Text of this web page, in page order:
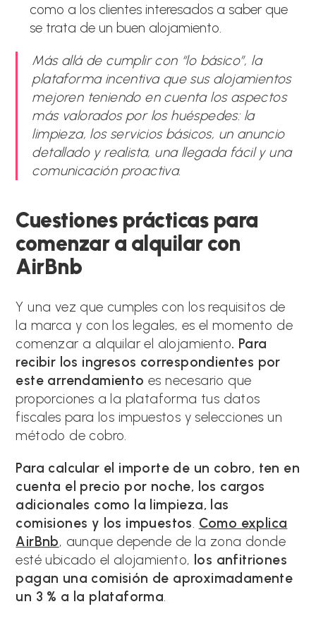
como a los clientes interesados a saber que
se trata de un buen alojamiento.
Más allá de cumplir con “lo básico”, la
plataforma incentiva que sus alojamientos
mejoren teniendo en cuenta los aspectos
más valorados por los huéspedes: la
limpieza, los servicios básicos, un anuncio
detallado y realista, una llegada fácil y una
comunicación proactiva.
Cuestiones prácticas para
comenzar a alquilar con
AirBnb
Y una vez que cumples con los requisitos de
la marca y con los legales, es el momento de
comenzar a alquilar el alojamiento. Para
recibir los ingresos correspondientes por
este arrendamiento es necesario que
proporciones a la plataforma tus datos
fiscales para los impuestos y selecciones un
método de cobro.
Para calcular el importe de un cobro, ten en
cuenta el precio por noche, los cargos
adicionales como la limpieza, las
comisiones y los impuestos. Como explica
AirBnb, aunque depende de la zona donde
esté ubicado el alojamiento, los anfitriones
pagan una comisión de aproximadamente
un 3 % a la plataforma.